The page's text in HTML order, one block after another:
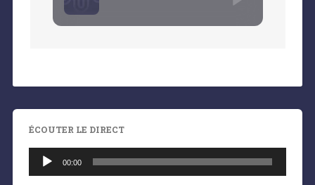
ÉCOUTER LE DIRECT
audio
00:00